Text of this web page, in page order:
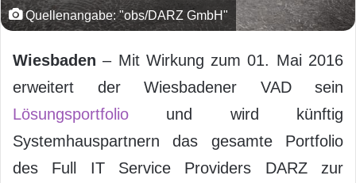
Quellenangabe: "obs/DARZ GmbH"
Wiesbaden – Mit Wirkung zum 01. Mai 2016
erweitert der Wiesbadener VAD sein
Lösungsportfolio und wird künftig
Systemhauspartnern das gesamte Portfolio
des Full IT Service Providers DARZ zur